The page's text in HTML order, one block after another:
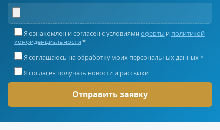
Я ознакомлен и согласен с условиями оферты и политикой
конфиденциальности *
Я соглашаюсь на обработку моих персональных данных *
Я согласен получать новости и рассылки